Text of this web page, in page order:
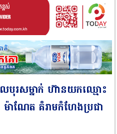
លបុរសម្នាក់ ហ៊ានយកឈ្មោះ
ណែត គំរាមកំហែងប្រជា